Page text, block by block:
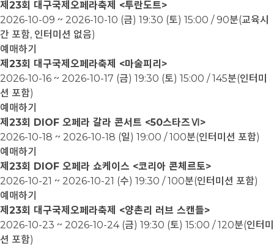
제23회 대구국제오페라축제 <투란도트>
2026-10-09 ~ 2026-10-10 (금) 19:30 (토) 15:00 / 90분(교육시
간 포함, 인터미션 없음)
예매하기
제23회 대구국제오페라축제 <마술피리>
2026-10-16 ~ 2026-10-17 (금) 19:30 (토) 15:00 / 145분(인터미
션 포함)
예매하기
제23회 DIOF 오페라 갈라 콘서트 <50스타즈Ⅵ>
2026-10-18 ~ 2026-10-18 (일) 19:00 / 100분(인터미션 포함)
예매하기
제23회 DIOF 오페라 쇼케이스 <코리아 콘체르토>
2026-10-21 ~ 2026-10-21 (수) 19:30 / 100분(인터미션 포함)
예매하기
제23회 대구국제오페라축제 <양촌리 러브 스캔들>
2026-10-23 ~ 2026-10-24 (금) 19:30 (토) 15:00 / 120분(인터미
션 포함)